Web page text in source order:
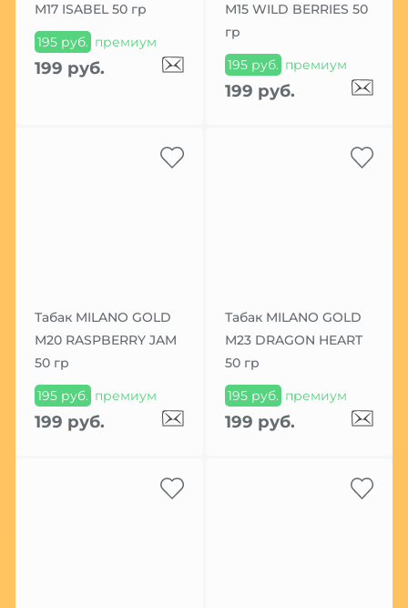
М17 ISABEL 50 гр
195 руб. премиум
199 руб.
М15 WILD BERRIES 50
гр
195 руб. премиум
199 руб.
Табак MILANO GOLD
М20 RASPBERRY JAM
50 гр
195 руб. премиум
199 руб.
Табак MILANO GOLD
М23 DRAGON HEART
50 гр
195 руб. премиум
199 руб.